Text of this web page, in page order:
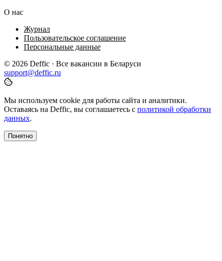
О нас
Журнал
Пользовательское соглашение
Персональные данные
© 2026 Deffic · Все вакансии в Беларуси
support@deffic.ru
Мы используем cookie для работы сайта и аналитики.
Оставаясь на Deffic, вы соглашаетесь с политикой обработки
данных.
Понятно